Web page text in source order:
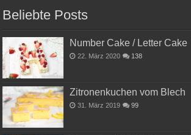
Beliebte Posts
Number Cake / Letter Cake
22. März 2020 138
Zitronenkuchen vom Blech
31. März 2019 99